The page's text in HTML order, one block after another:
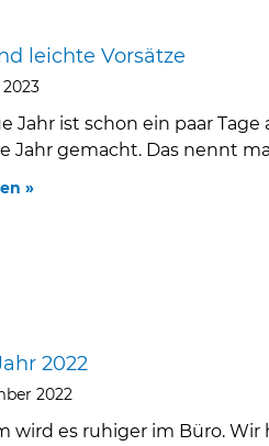
leichte Vorsätze
Jahr ist schon ein paar
Jahr gemacht. Das nennt
»
2022
2022
wird es ruhiger im Büro.